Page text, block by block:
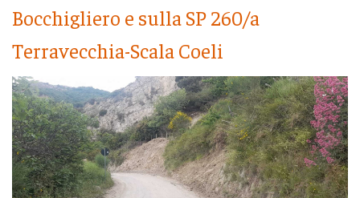
Bocchigliero e sulla SP 260/a
Terravecchia-Scala Coeli